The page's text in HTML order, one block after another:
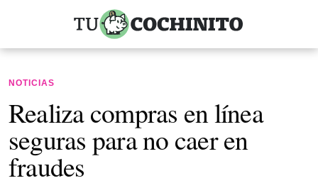
NOTICIAS
Realiza compras en línea
seguras para no caer en
fraudes